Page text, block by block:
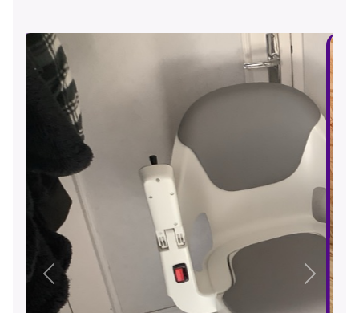
Précédent Suivant